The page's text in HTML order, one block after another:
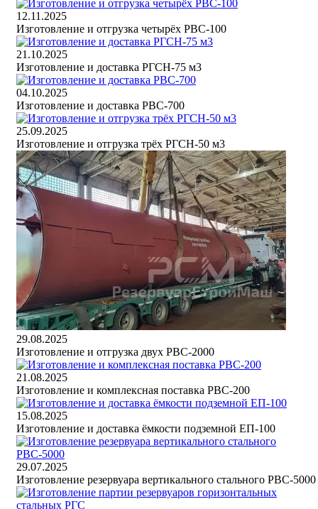
12.11.2025
Изготовление и отгрузка четырёх РВС-100
21.10.2025
Изготовление и доставка РГСН-75 м3
04.10.2025
Изготовление и доставка РВС-700
25.09.2025
Изготовление и отгрузка трёх РГСН-50 м3
29.08.2025
Изготовление и отгрузка двух РВС-2000
21.08.2025
Изготовление и комплексная поставка РВС-200
15.08.2025
Изготовление и доставка ёмкости подземной ЕП-100
29.07.2025
Изготовление резервуара вертикального стального РВС-5000